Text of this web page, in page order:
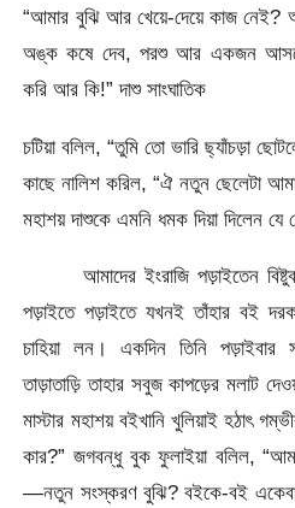
“আমার বুঝি আর খেয়ে-দেয়ে কাজ
অঙ্ক কষে দেব, পরশু আর একজন
করি আর কি!” দাশু সাংঘাতিক
চটিয়া বলিল, “তুমি তো ভারি ছ্যাঁচড়া
কাছে নালিশ করিল, “ঐ নতুন ছেলেটা
মহাশয় দাশুকে এমনি ধমক দিয়া দিলেন যে
আমাদের ইংরাজি পড়াইতেন
পড়াইতে পড়াইতে যখনই তাঁহার বই
চাহিয়া লন। একদিন তিনি পড়াইবার
তাড়াতাড়ি তাহার সবুজ কাপড়ের মলাট
মাস্টার মহাশয় বইখানি খুলিয়াই হঠাৎ
কার?” জগবন্ধু বুক ফুলাইয়া বলিল,
—নতুন সংস্করণ বুঝি? বইকে-বই